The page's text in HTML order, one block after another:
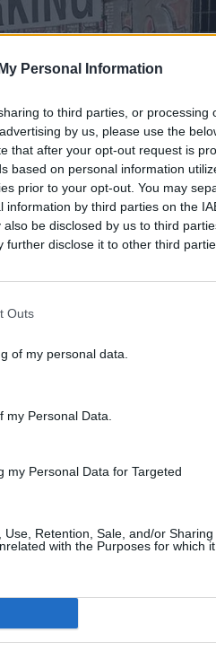
Personal Information
to third parties, or processing
by us, please use the
that after your opt-out request is
based on personal information
prior to your opt-out. You may
by third parties on the
be disclosed by us to third
further disclose it to other third
Outs
of my personal data.
Personal Data.
my Personal Data for Targeted
Retention, Sale, and/or Sharing
with the Purposes for which it